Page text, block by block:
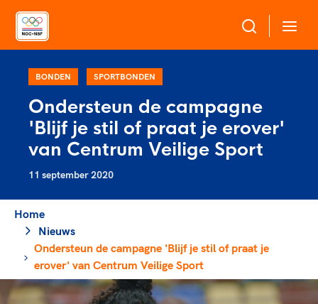
Over NOC*NSF
Sportagenda 2032
Leden
Raad van Toezicht en Bestuur
Merkbescherming NOC*NSF
Onze partners
Sportdeelname
Bonden en professionals in de sport
Beleidsmedewerkers
Clubbestuurders
Coördinatoren en opleiders
Trainer-coaches
Officials
Topsport
Voor talentvolle sporters
Atletencommissie
Paralympische Talentdag
Voor bonden
Pers
BONDEN SPORTBONDEN
Ondersteun de campagne
'Blijf je stil of praat je erover'
van Centrum Veilige Sport
11 september 2020
Home
Nieuws
Ondersteun de campagne 'Blijf je stil of praat je
erover' van Centrum Veilige Sport